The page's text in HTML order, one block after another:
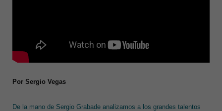
Por Sergio Vegas
De la mano de Sergio Grabade analizamos a los grandes talentos